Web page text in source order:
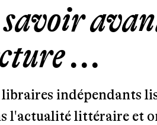
...
libraires indépendants
l'actualité littéraire et